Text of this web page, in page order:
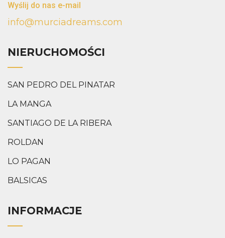
Wyślij do nas e-mail
info@murciadreams.com
NIERUCHOMOŚCI
SAN PEDRO DEL PINATAR
LA MANGA
SANTIAGO DE LA RIBERA
ROLDAN
LO PAGAN
BALSICAS
INFORMACJE